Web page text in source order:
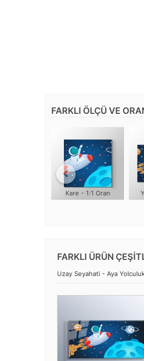
FARKLI ÖLÇÜ VE
Kare - 1:1 Oran
FARKLI ÜRÜN
Uzay Seyahati - Aya